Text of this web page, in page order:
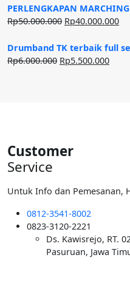
adalah:
Rp20.000.000.
ini
PERLENGKAPAN
Rp50.000.000 Harga
adalah:
Rp50.000.000.
Rp40.000.000
ini
Drumband TK terbaik full
Rp6.000.000 Harga
Rp5.500.000Harga
Customer
Service
Untuk Info dan Pemesanan,
0812-3541-8002
0823-3120-2221
Ds. Kawisrejo, RT.
Pasuruan, Jawa